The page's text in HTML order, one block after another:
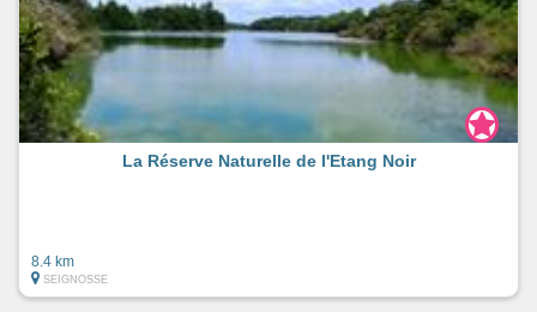
La Réserve Naturelle de l'Etang Noir
8.4 km
SEIGNOSSE